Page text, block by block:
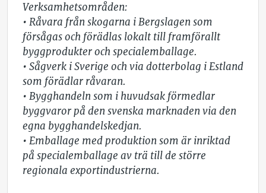
Verksamhetsområden:
• Råvara från skogarna i Bergslagen som
försågas och förädlas lokalt till framförallt
byggprodukter och specialemballage.
• Sågverk i Sverige och via dotterbolag i Estland
som förädlar råvaran.
• Bygghandeln som i huvudsak förmedlar
byggvaror på den svenska marknaden via den
egna bygghandelskedjan.
• Emballage med produktion som är inriktad
på specialemballage av trä till de större
regionala exportindustrierna.